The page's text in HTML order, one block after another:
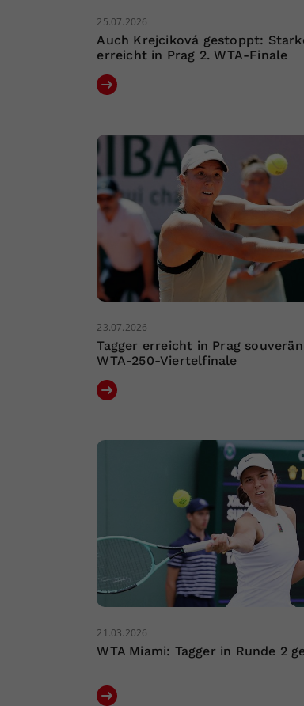
25.07.2026
Auch Krejciková gestoppt:
erreicht in Prag 2. WTA-Finale
23.07.2026
Tagger erreicht in Prag
WTA-250-Viertelfinale
21.03.2026
WTA Miami: Tagger in Runde 2